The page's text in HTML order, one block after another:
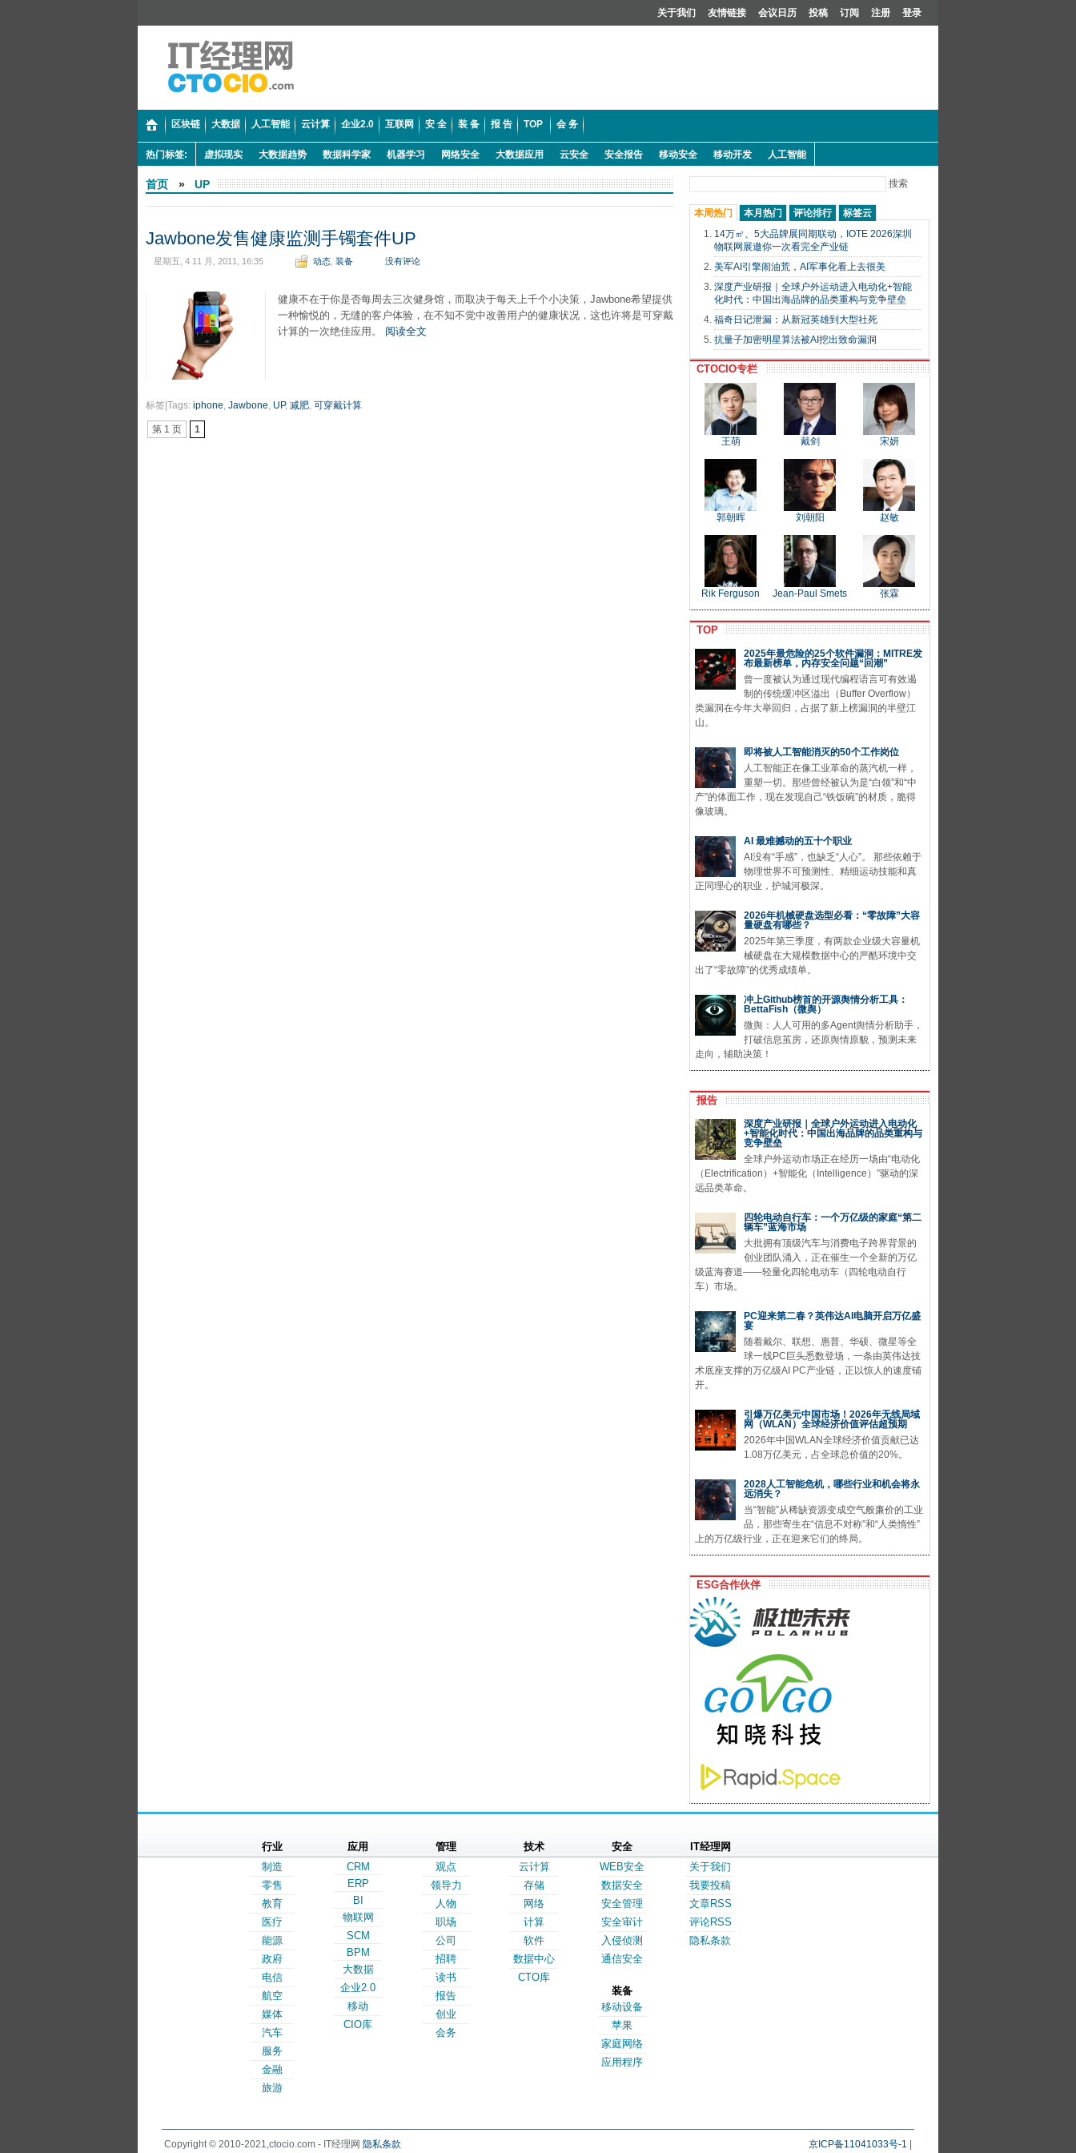
关于我们 友情链接 会议日历 投稿 订阅 注册 登录
区块链 大数据 人工智能 云计算 企业2.0 互联网 安 全 装 备 报 告 TOP 会 务
热门标签: 虚拟现实 大数据趋势 数据科学家 机器学习 网络安全 大数据应用 云安全 安全报告 移动安全 移动开发 人工智能
首页 » UP
Jawbone发售健康监测手镯套件UP
星期五, 4 11 月, 2011, 16:35 动态 装备 没有评论
健康不在于你是否每周去三次健身馆，而取决于每天上千个小决策，Jawbone希望提供
一种愉悦的，无缝的客户体验，在不知不觉中改善用户的健康状况，这也许将是可穿戴
计算的一次绝佳应用。 阅读全文
标签|Tags: iphone, Jawbone, UP, 减肥, 可穿戴计算
第 1 页 1
搜索
本周热门 本月热门 评论排行
标签云
14万㎡、5大品牌展同期联动，IOTE 2026深圳
物联网展邀你一次看完全产业链
美军AI引擎闹油荒，AI军事化看上去很美
深度产业研报｜全球户外运动进入电动化+智能
化时代：中国出海品牌的品类重构与竞争壁垒
福奇日记泄漏：从新冠英雄到大型社死
抗量子加密明星算法被AI挖出致命漏洞
CTOCIO专栏
王萌 戴剑 宋妍
郭朝晖 刘朝阳 赵敏
Rik Ferguson Jean-Paul Smets 张霖
TOP
2025年最危险的25个软件漏洞：MITRE发
布最新榜单，内存安全问题“回潮”
曾一度被认为通过现代编程语言可有效遏
制的传统缓冲区溢出（Buffer Overflow）
类漏洞在今年大举回归，占据了新上榜漏洞的半壁江
山。
即将被人工智能消灭的50个工作岗位
人工智能正在像工业革命的蒸汽机一样，
重塑一切。那些曾经被认为是“白领”和“中
产”的体面工作，现在发现自己“铁饭碗”的材质，脆得
像玻璃。
AI 最难撼动的五十个职业
AI没有“手感”，也缺乏“人心”。 那些依赖于
物理世界不可预测性、精细运动技能和真
正同理心的职业，护城河极深。
2026年机械硬盘选型必看：“零故障”大容
量硬盘有哪些？
2025年第三季度，有两款企业级大容量机
械硬盘在大规模数据中心的严酷环境中交
出了“零故障”的优秀成绩单。
冲上Github榜首的开源舆情分析工具：
BettaFish（微舆）
微舆：人人可用的多Agent舆情分析助手，
打破信息茧房，还原舆情原貌，预测未来
走向，辅助决策！
报告
深度产业研报｜全球户外运动进入电动化
+智能化时代：中国出海品牌的品类重构与
竞争壁垒
全球户外运动市场正在经历一场由“电动化
（Electrification）+智能化（Intelligence）”驱动的深
远品类革命。
四轮电动自行车：一个万亿级的家庭“第二
辆车”蓝海市场
大批拥有顶级汽车与消费电子跨界背景的
创业团队涌入，正在催生一个全新的万亿
级蓝海赛道——轻量化四轮电动车（四轮电动自行
车）市场。
PC迎来第二春？英伟达AI电脑开启万亿盛
宴
随着戴尔、联想、惠普、华硕、微星等全
球一线PC巨头悉数登场，一条由英伟达技
术底座支撑的万亿级AI PC产业链，正以惊人的速度铺
开。
引爆万亿美元中国市场！2026年无线局域
网（WLAN）全球经济价值评估超预期
2026年中国WLAN全球经济价值贡献已达
1.08万亿美元，占全球总价值的20%。
2028人工智能危机，哪些行业和机会将永
远消失？
当“智能”从稀缺资源变成空气般廉价的工业
品，那些寄生在“信息不对称”和“人类惰性”
上的万亿级行业，正在迎来它们的终局。
ESG合作伙伴
行业
制造
零售
教育
医疗
能源
政府
电信
航空
媒体
汽车
服务
金融
旅游
应用
CRM
ERP
BI
物联网
SCM
BPM
大数据
企业2.0
移动
CIO库
管理
观点
领导力
人物
职场
公司
招聘
读书
报告
创业
会务
技术
云计算
存储
网络
计算
软件
数据中心
CTO库
安全
WEB安全
数据安全
安全管理
安全审计
入侵侦测
通信安全
装备
移动设备
苹果
家庭网络
应用程序
IT经理网
关于我们
我要投稿
文章RSS
评论RSS
隐私条款
Copyright © 2010-2021,ctocio.com - IT经理网 隐私条款 京ICP备11041033号-1